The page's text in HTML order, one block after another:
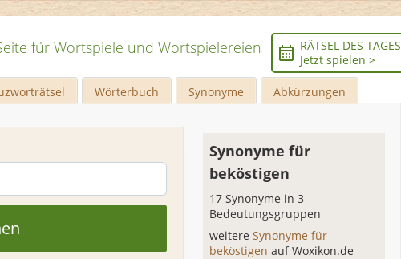
für Wortspiele und Wortspielereien
RÄTSEL DES TAGES
Jetzt spielen >
Wörterbuch Synonyme Abkürzungen
Synonyme für
beköstigen
17 Synonyme in 3
Bedeutungsgruppen
weitereSynonyme für
beköstigenauf Woxikon.de